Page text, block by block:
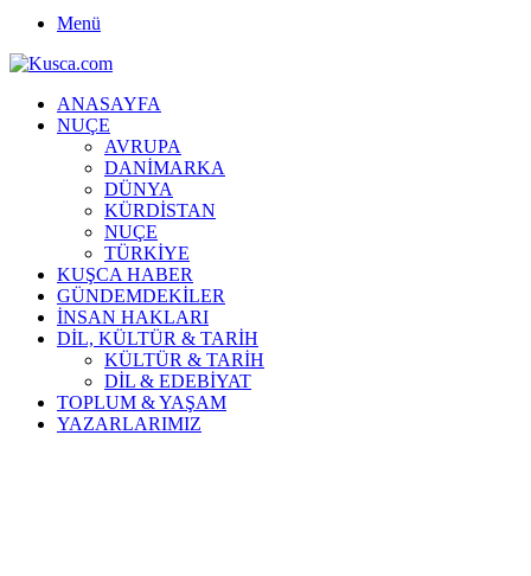
Menü
ANASAYFA
NUÇE
AVRUPA
DANİMARKA
DÜNYA
KÜRDİSTAN
NUÇE
TÜRKİYE
KUŞCA HABER
GÜNDEMDEKİLER
İNSAN HAKLARI
DİL, KÜLTÜR & TARİH
KÜLTÜR & TARİH
DİL & EDEBİYAT
TOPLUM & YAŞAM
YAZARLARIMIZ